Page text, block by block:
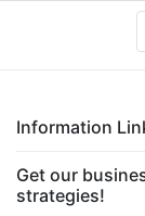
Information
Get our
strategies!